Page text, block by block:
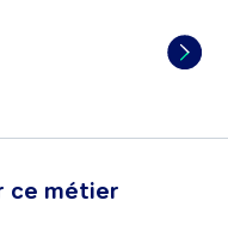
ce métier